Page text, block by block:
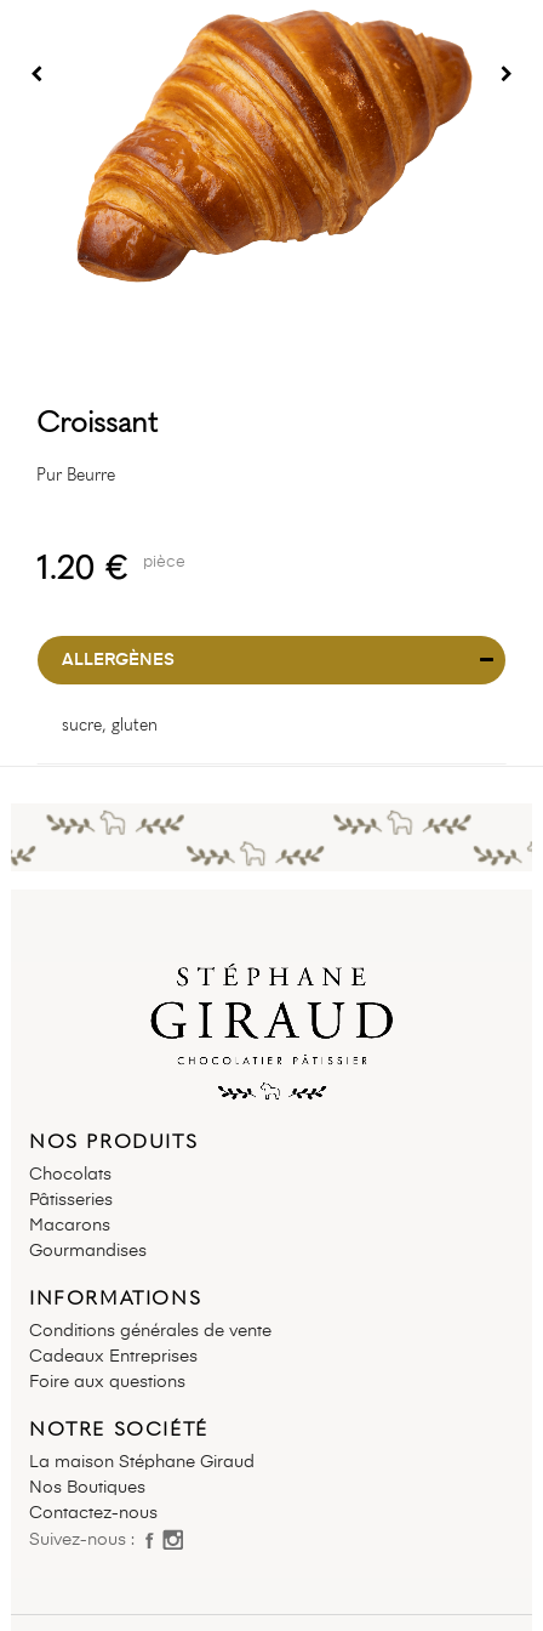
Croissant
Pur Beurre
1.20 € pièce
ALLERGÈNES
sucre, gluten
NOS PRODUITS
Chocolats
Pâtisseries
Macarons
Gourmandises
INFORMATIONS
Conditions générales de vente
Cadeaux Entreprises
Foire aux questions
NOTRE SOCIÉTÉ
La maison Stéphane Giraud
Nos Boutiques
Contactez-nous
Suivez-nous :